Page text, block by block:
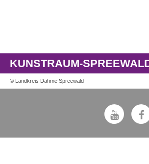
KUNSTRAUM-
© Landkreis Dahme Spreewald